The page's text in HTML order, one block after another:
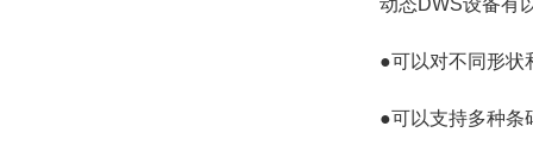
动态DWS设备有
●可以对不同形状
●可以支持多种条